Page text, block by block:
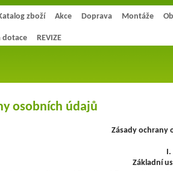
zboží Akce Doprava Montáže
dotace REVIZE
osobních údajů
Zásady ochrany
I.
Základní